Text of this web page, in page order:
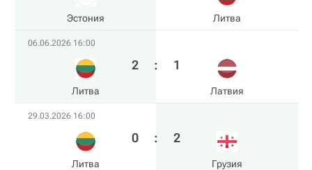
Эстония Литва
06.06.2026 16:00
Литва
2 : 1
Латвия
29.03.2026 16:00
Литва
0 : 2
Грузия